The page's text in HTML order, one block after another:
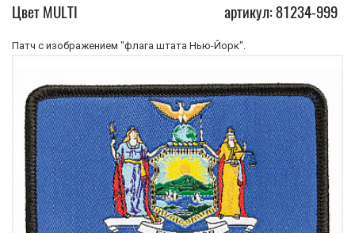
Цвет MULTI артикул: 81234-999
Патч с изображением "флага штата Нью-Йорк".